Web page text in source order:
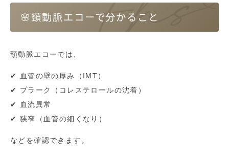
🌸頸動脈エコーで分かること
頸動脈エコーでは、
✔ 血管の壁の厚み（IMT）
✔ プラーク（コレステロールの沈着）
✔ 血流異常
✔ 狭窄（血管の細くなり）
などを確認できます。